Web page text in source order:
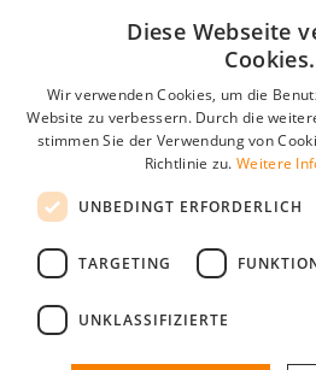
Login für Unternehmen
E-Mail*
Passwort
Angemeldet bleiben
Passwort vergessen?
Kostenloses Unternehmensprofil
Wenn Sie sich registriert haben,
Diese Webseite
Cookies.
Wir verwenden Cookies, um die
Website zu verbessern. Durch die
stimmen Sie der Verwendung von
Richtlinie zu. Weitere
UNBEDINGT ERFORDERLICH
TARGETING
UNKLASSIFIZIERTE